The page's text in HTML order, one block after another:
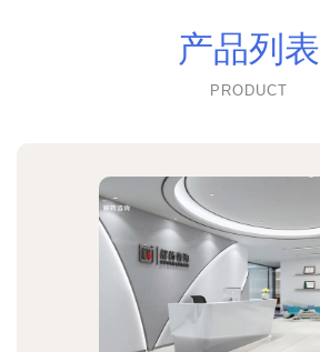
产品列表
PRODUCT